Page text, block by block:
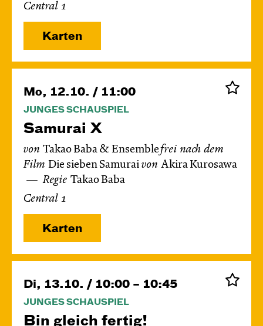
Central 1
Karten
Mo, 12.10. / 11:00
JUNGES SCHAUSPIEL
Samurai X
von Takao Baba & Ensemblefrei nach dem
Film Die sieben Samurai von Akira Kurosawa
Regie Takao Baba
Central 1
Karten
Di, 13.10. / 10:00 – 10:45
JUNGES SCHAUSPIEL
Bin gleich fertig!